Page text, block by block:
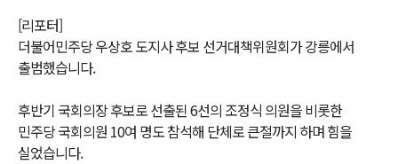
[리포터]
더불어민주당 우상호 도지사 후보 선거대책위원회가 강릉에서
출범했습니다.
후반기 국회의장 후보로 선출된 6선의 조정식 의원을 비롯한
민주당 국회의원 10여 명도 참석해 단체로 큰절까지 하며 힘을
실었습니다.